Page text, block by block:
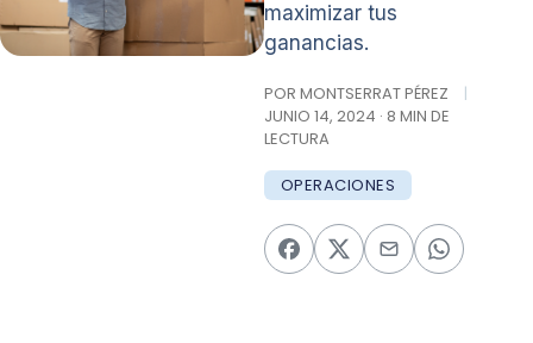
maximizar tus
ganancias.
POR MONTSERRAT PÉREZ
|
JUNIO 14, 2024 · 8 MIN DE
LECTURA
OPERACIONES